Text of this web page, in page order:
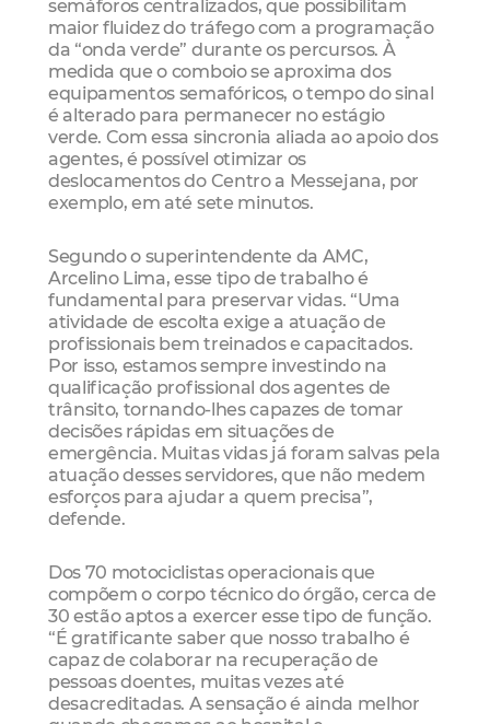
semáforos centralizados, que possibilitam
maior fluidez do tráfego com a programação
da “onda verde” durante os percursos. À
medida que o comboio se aproxima dos
equipamentos semafóricos, o tempo do sinal
é alterado para permanecer no estágio
verde. Com essa sincronia aliada ao apoio dos
agentes, é possível otimizar os
deslocamentos do Centro a Messejana, por
exemplo, em até sete minutos.
Segundo o superintendente da AMC,
Arcelino Lima, esse tipo de trabalho é
fundamental para preservar vidas. “Uma
atividade de escolta exige a atuação de
profissionais bem treinados e capacitados.
Por isso, estamos sempre investindo na
qualificação profissional dos agentes de
trânsito, tornando-lhes capazes de tomar
decisões rápidas em situações de
emergência. Muitas vidas já foram salvas pela
atuação desses servidores, que não medem
esforços para ajudar a quem precisa”,
defende.
Dos 70 motociclistas operacionais que
compõem o corpo técnico do órgão, cerca de
30 estão aptos a exercer esse tipo de função.
“É gratificante saber que nosso trabalho é
capaz de colaborar na recuperação de
pessoas doentes, muitas vezes até
desacreditadas. A sensação é ainda melhor